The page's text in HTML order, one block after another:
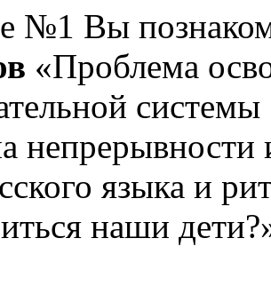
№1 Вы
«Проблема
непрерывности
языка и
наши